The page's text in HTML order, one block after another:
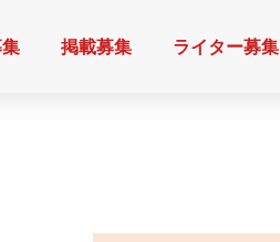
掲載募集 ライター募集